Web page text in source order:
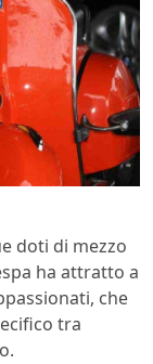
doti di mezzo
ha attratto a
che
tra